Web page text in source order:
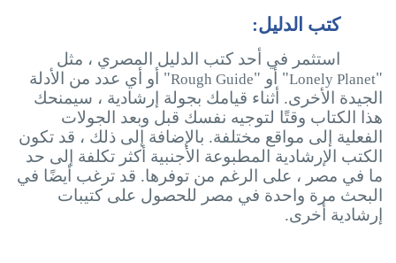
كتب الدليل:
استثمر في أحد كتب الدليل المصري ، مثل
"
Lonely Planet" أو "Rough Guide" أو أي عدد من الأدلة
الجيدة الأخرى. أثناء قيامك بجولة إرشادية ، سيمنحك
هذا الكتاب وقتًا لتوجيه نفسك قبل وبعد الجولات
الفعلية إلى مواقع مختلفة. بالإضافة إلى ذلك ، قد تكون
الكتب الإرشادية المطبوعة الأجنبية أكثر تكلفة إلى حد
ما في مصر ، على الرغم من توفرها. قد ترغب أيضًا في
البحث مرة واحدة في مصر للحصول على كتيبات
إرشادية أخرى.